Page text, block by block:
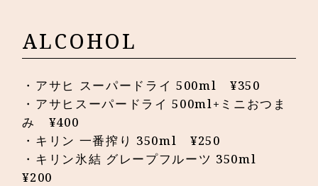
ALCOHOL
・アサヒ スーパードライ 500ml ¥350
・アサヒスーパードライ 500ml+ミニおつま
み ¥400
・キリン 一番搾り 350ml ¥250
・キリン氷結 グレープフルーツ 350ml
¥200